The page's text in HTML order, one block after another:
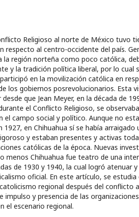
Religioso al norte de México tuvo
respecto al centro-occidente del país.
la región norteña como poco católica,
y la tradición política liberal, por lo cual
en la movilización católica en
los gobiernos posrevolucionarios. Esta
que Jean Meyer, en la década de
el Conflicto Religioso, se
el campo social y político. Aunque no
en Chihuahua sí se había arraigado
y estaban presentes y activas
católicas de la época. Nuevas
menos Chihuahua fue teatro de una
de 1930 y 1940, la cual logró atenuar
oficial. En este artículo, se estudia
regional después del conflicto
impulso y presencia de las
el escenario regional.